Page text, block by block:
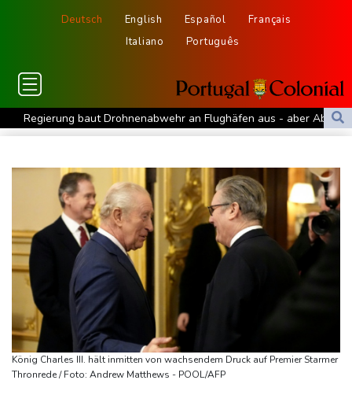
Deutsch English Español
Français
Italiano
Português
Regierung baut Drohnenabwehr an Flughäfen aus - aber Absage
an Bundeswehr-Einsatz
"Lust am Fußball verloren": Karius erinnert sich an dunkle Zeit
Medien: Kane vor Vertragsverlängerung
Erneut Waldbrand nahe Athen ausgebrochen - Waldbrand in
Südfrankreich unter Kontrolle
Linke befürchtet durch Regierungspolitik drastische Zunahme
von Armut
Schon fast 1000 Übergriffe: DB Regio kündigt Tonaufnahmen bei
Bodycams an
Drohnenabwehr an Flughäfen: Regierung weist Forderung nach
Bundeswehreinsatz zurück
König Charles III. hält inmitten von wachsendem Druck auf Premier Starmer
Thronrede / Foto: Andrew Matthews - POOL/AFP